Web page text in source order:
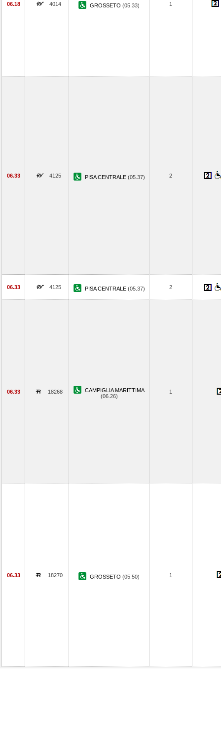
06.18 4014 GROSSETO (05.33) 1
06.33 4125 PISA CENTRALE (05.37) 2
06.33 4125 PISA CENTRALE (05.37) 2
06.33 18268
CAMPIGLIA MARITTIMA
(06.26)
1
06.33 18270 GROSSETO (05.50) 1